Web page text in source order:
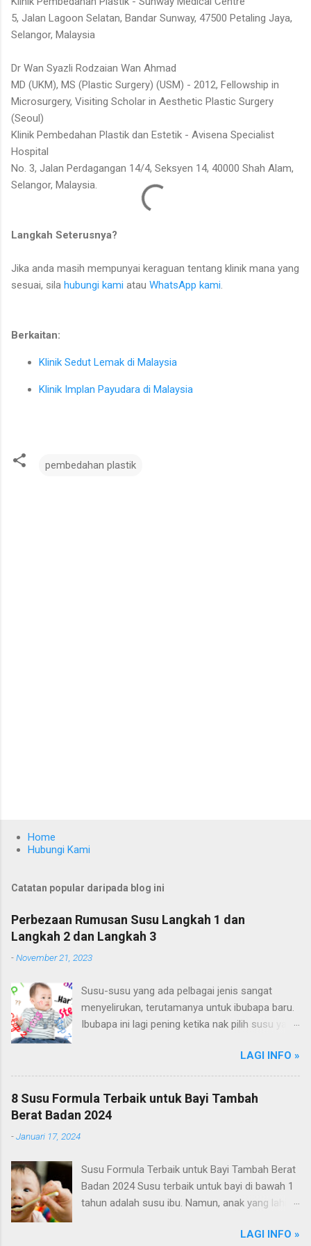
5, Jalan Lagoon Selatan, Bandar Sunway, 47500 Petaling Jaya,
Selangor, Malaysia
Dr Wan Syazli Rodzaian Wan Ahmad
MD (UKM), MS (Plastic Surgery) (USM) - 2012, Fellowship in
Microsurgery, Visiting Scholar in Aesthetic Plastic Surgery
(Seoul)
Klinik Pembedahan Plastik dan Estetik - Avisena Specialist
Hospital
No. 3, Jalan Perdagangan 14/4, Seksyen 14, 40000 Shah Alam,
Selangor, Malaysia.
Langkah Seterusnya?
Jika anda masih mempunyai keraguan tentang klinik mana yang
sesuai, sila hubungi kami atau WhatsApp kami.
Berkaitan:
Klinik Sedut Lemak di Malaysia
Klinik Implan Payudara di Malaysia
pembedahan plastik
Home
Hubungi Kami
Catatan popular daripada blog ini
Perbezaan Rumusan Susu Langkah 1 dan
Langkah 2 dan Langkah 3
-November 21, 2023
Susu-susu yang ada pelbagai jenis sangat
menyelirukan, terutamanya untuk ibubapa baru.
Ibubapa ini lagi pening ketika nak pilih susu yang
mereka. Memanglah susu ibu adalah makanan
terbaik untuk bayi. Namun, jika anda ada
kekurangan susu atau kekurangan masa untuk
penyusuan, terdapat banyak pilihan susu
formula bayi baru lahir, susu langkah 1, susu
langkah 2, susu langkah 3, susu langkah 4 dan
lain lain. Kita akan menerangkan apa yang harus
langkah susu formula. Perbezaan Susu Bayi
LAGI INFO »
8 Susu Formula Terbaik untuk Bayi Tambah
Berat Badan 2024
-Januari 17, 2024
Susu Formula Terbaik untuk Bayi Tambah Berat
Badan 2024 Susu terbaik untuk bayi di bawah 1
tahun adalah susu ibu. Namun, anak yang lahir
mengalami kenaikan berat badan setiapLAGI INFO »